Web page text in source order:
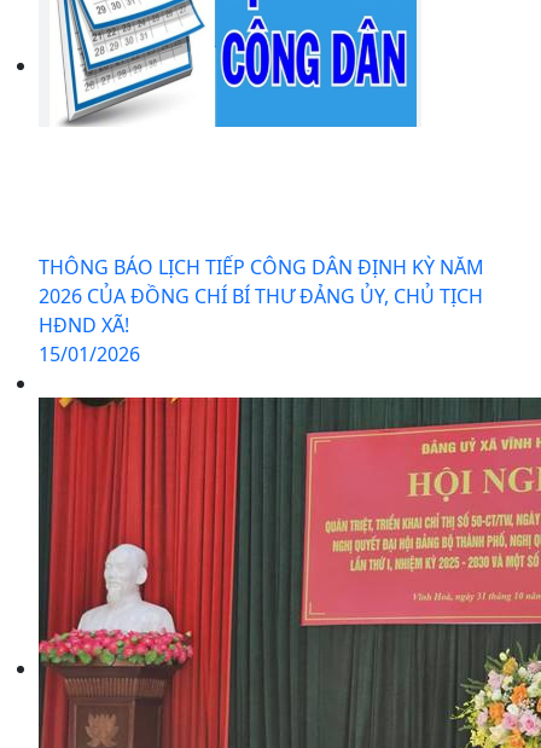
THÔNG BÁO LỊCH TIẾP CÔNG DÂN ĐỊNH KỲ NĂM
2026 CỦA ĐỒNG CHÍ BÍ THƯ ĐẢNG ỦY, CHỦ TỊCH
HĐND XÃ!
15/01/2026